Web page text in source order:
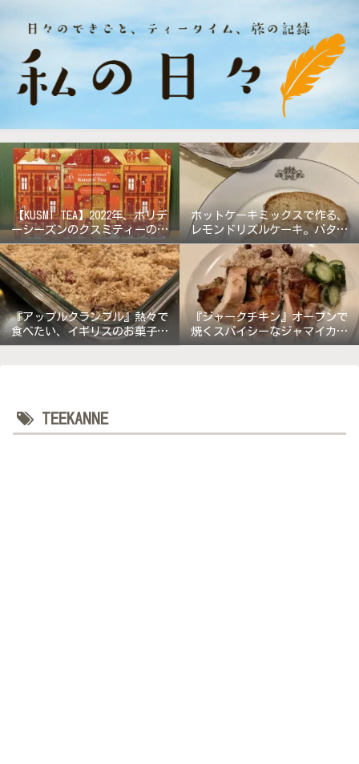
【KUSMI TEA】2022年、ホリデ
ーシーズンのクスミティーのア
ドベントカレンダー『グラン
ド・ホテル』
ホットケーキミックスで作る、
レモンドリズルケーキ。バター
無しで軽めの仕上がり!
『アップルクランブル』熱々で
食べたい、イギリスのお菓子。
《バターなしレシピ》
『ジャークチキン』オーブンで
焼くスパイシーなジャマイカ料
理!!
TEEKANNE